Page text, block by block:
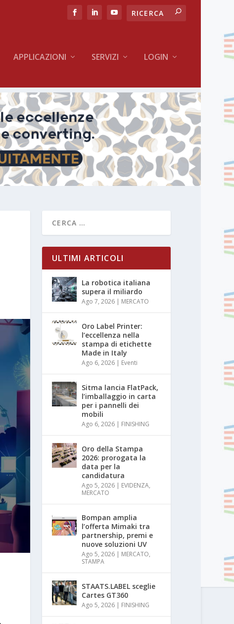
APPLICAZIONI SERVIZI LOGIN
ULTIMI ARTICOLI
La robotica italiana
supera il miliardo
Ago 7, 2026 | MERCATO
Oro Label Printer:
l’eccellenza nella
stampa di etichette
Made in Italy
Ago 6, 2026 | Eventi
Sitma lancia FlatPack,
l’imballaggio in carta
per i pannelli dei
mobili
Ago 6, 2026 | FINISHING
Oro della Stampa
2026: prorogata la
data per la
candidatura
Ago 5, 2026 | EVIDENZA,
MERCATO
Bompan amplia
l’offerta Mimaki tra
partnership, premi e
nuove soluzioni UV
Ago 5, 2026 | MERCATO,
STAMPA
STAATS.LABEL sceglie
Cartes GT360
Ago 5, 2026 | FINISHING